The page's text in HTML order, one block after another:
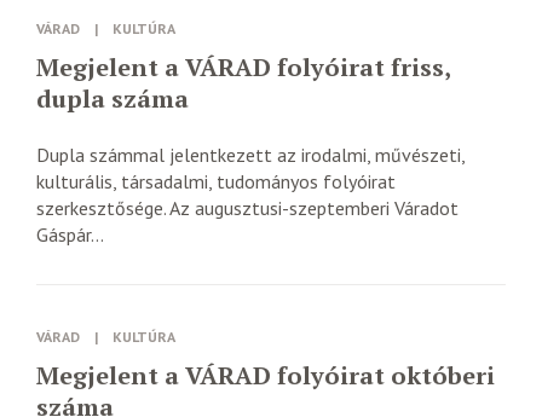
VÁRAD | KULTÚRA
Megjelent a VÁRAD folyóirat friss,
dupla száma
Dupla számmal jelentkezett az irodalmi, művészeti,
kulturális, társadalmi, tudományos folyóirat
szerkesztősége. Az augusztusi-szeptemberi Váradot
Gáspár...
VÁRAD | KULTÚRA
Megjelent a VÁRAD folyóirat októberi
száma